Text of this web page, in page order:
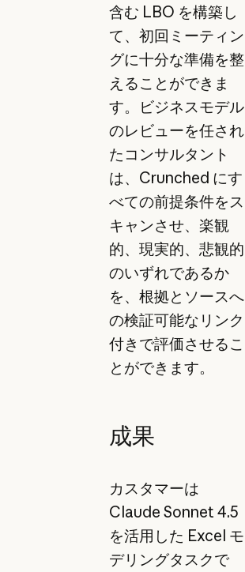
含む LBO を構築し
て、初回ミーティン
グに十分な準備を整
えることができま
す。ビジネスモデル
のレビューを任され
たコンサルタント
は、Crunched にす
べての前提条件をス
キャンさせ、楽観
的、現実的、悲観的
のいずれであるか
を、根拠とソースへ
の検証可能なリンク
付きで評価させるこ
とができます。
成果
カスタマーは
Claude Sonnet 4.5
を活用した Excel モ
デリングタスクで